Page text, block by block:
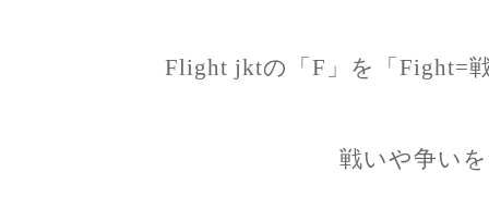
Flight jktの「F」を「Fight=
戦いや争い